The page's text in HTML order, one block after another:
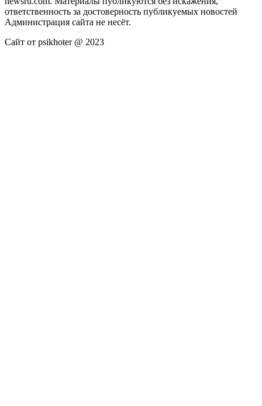
ответственность за достоверность публикуемых новостей
Администрация сайта не несёт.
Сайт от psikhoter @ 2023